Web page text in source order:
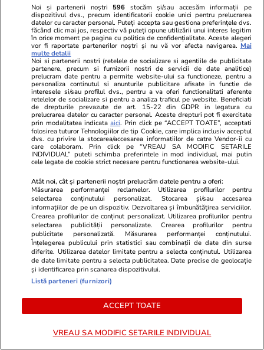
PARTENERI
ZiaruldeIasi.ro
Motivul interesant pentru care o
elevă din rural cu o medie de top
la Evaluarea Națională a ales un
liceu tehnologic. „Este o
nebuloasă și pentru noi”
Fanatik.ro
Lovitură de
Voyo Sport
Exclusiv
ULTIMELE ȘTIRI
Noi și partenerii noștri 596 stocăm și/sau accesăm informații pe
dispozitivul dvs., precum identificatorii cookie unici pentru prelucrarea
datelor cu caracter personal. Puteți accepta sau gestiona preferințele dvs.
făcând clic mai jos, respectiv vă puteți opune utilizării unui interes legitim
în orice moment pe pagina cu politica de confidențialitate. Aceste alegeri
vor fi raportate partenerilor noștri și nu vă vor afecta navigarea. Mai
multe detalii
Noi si partenerii nostri (retelele de socializare si agentiile de publicitate
partenere, precum si furnizorii nostri de servicii de date analitice)
prelucram date pentru a permite website-ului sa functioneze, pentru a
personaliza continutul si anunturile publicitare afisate in functie de
interesele si/sau profilul dvs., pentru a va oferi functionalitati aferente
retelelor de socializare si pentru a analiza traficul pe website. Beneficiati
de drepturile prevazute de art. 15-22 din GDPR in legatura cu
prelucrarea datelor cu caracter personal. Aceste drepturi pot fi exercitate
prin modalitatea indicataaici. Prin click pe “ACCEPT TOATE”, acceptati
folosirea tuturor Tehnologiilor de tip Cookie, care implica inclusiv acceptul
dvs. cu privire la stocarea/accesarea informatiilor de catre Vendor-ii cu
care colaboram. Prin click pe “VREAU SA MODIFIC SETARILE
INDIVIDUAL” puteti schimba preferintele in mod individual, mai putin
cele legate de cookie strict necesare pentru functionarea website-ului.
Atât noi, cât și partenerii noștri prelucrăm datele pentru a oferi:
Măsurarea performanței reclamelor. Utilizarea profilurilor pentru
selectarea conținutului personalizat. Stocarea și/sau accesarea
informațiilor de pe un dispozitiv. Dezvoltarea și îmbunătățirea serviciilor.
Crearea profilurilor de conținut personalizat. Utilizarea profilurilor pentru
selectarea publicității personalizate. Crearea profilurilor pentru
publicitate personalizată. Măsurarea performanței conținutului.
Înțelegerea publicului prin statistici sau combinații de date din surse
diferite. Utilizarea datelor limitate pentru a selecta conținutul. Utilizarea
de date limitate pentru a selecta publicitatea. Date precise de geolocație
și identificarea prin scanarea dispozitivului.
Listă parteneri (furnizori)
ACCEPT TOATE
VREAU SA MODIFIC SETARILE INDIVIDUAL